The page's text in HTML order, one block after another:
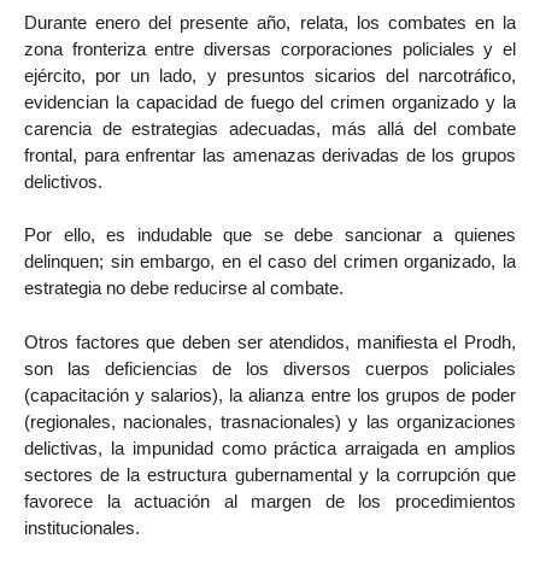
Durante enero del presente año, relata, los combates en la
zona fronteriza entre diversas corporaciones policiales y el
ejército, por un lado, y presuntos sicarios del narcotráfico,
evidencian la capacidad de fuego del crimen organizado y la
carencia de estrategias adecuadas, más allá del combate
frontal, para enfrentar las amenazas derivadas de los grupos
delictivos.
Por ello, es indudable que se debe sancionar a quienes
delinquen; sin embargo, en el caso del crimen organizado, la
estrategia no debe reducirse al combate.
Otros factores que deben ser atendidos, manifiesta el Prodh,
son las deficiencias de los diversos cuerpos policiales
(capacitación y salarios), la alianza entre los grupos de poder
(regionales, nacionales, trasnacionales) y las organizaciones
delictivas, la impunidad como práctica arraigada en amplios
sectores de la estructura gubernamental y la corrupción que
favorece la actuación al margen de los procedimientos
institucionales.